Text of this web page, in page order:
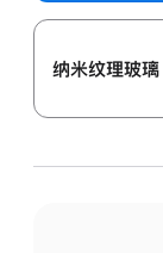
纳米纹理玻璃